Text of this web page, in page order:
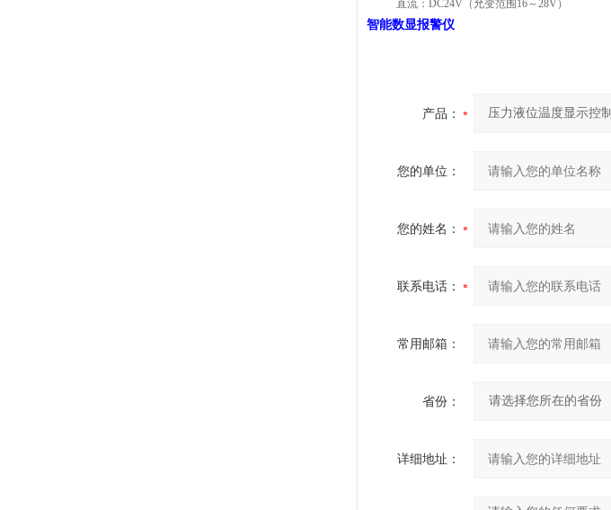
直流：DC24V（允变范围16～28V）
智能数显报警仪
产品：
您的单位：
您的姓名：
联系电话：
常用邮箱：
省份：
详细地址：